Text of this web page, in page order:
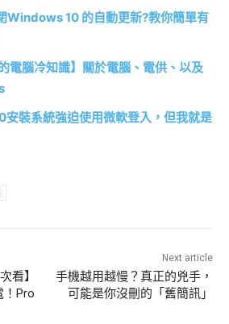
Windows 10 的自動更新?教你簡單有
電腦冷知識】關於電腦、電供、以及
裝系統強迫使用微軟登入，但我就是
看】
！Pro
Next article
手機越用越慢？真正的兇手，
可能是你沒刪的「舊簡訊」